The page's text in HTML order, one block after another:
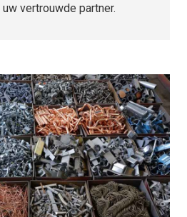
uw vertrouwde partner.